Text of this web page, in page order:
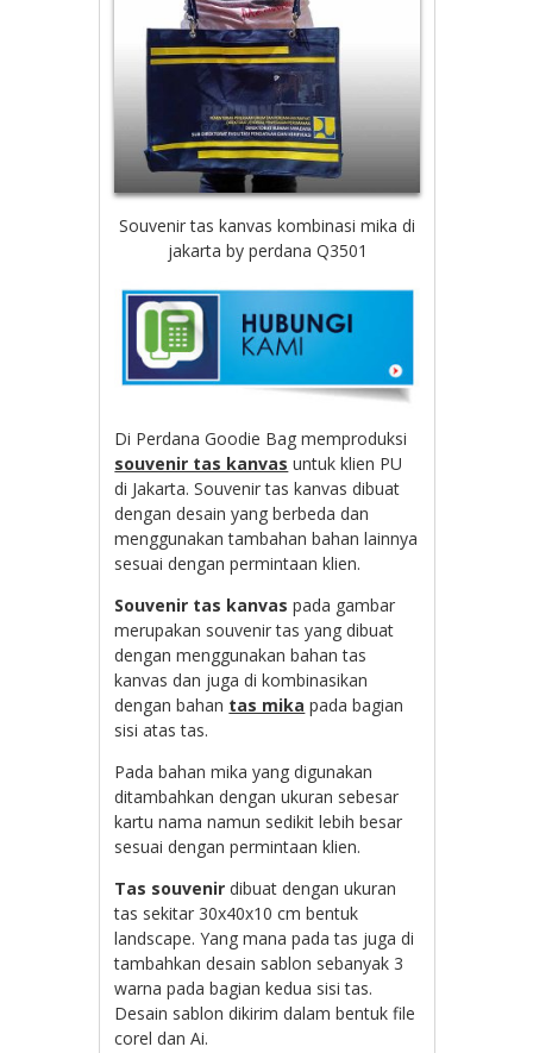
Souvenir tas kanvas kombinasi mika di
jakarta by perdana Q3501
Di Perdana Goodie Bag memproduksi
souvenir tas kanvas untuk klien PU
di Jakarta. Souvenir tas kanvas dibuat
dengan desain yang berbeda dan
menggunakan tambahan bahan lainnya
sesuai dengan permintaan klien.
Souvenir tas kanvas pada gambar
merupakan souvenir tas yang dibuat
dengan menggunakan bahan tas
kanvas dan juga di kombinasikan
dengan bahan tas mika pada bagian
sisi atas tas.
Pada bahan mika yang digunakan
ditambahkan dengan ukuran sebesar
kartu nama namun sedikit lebih besar
sesuai dengan permintaan klien.
Tas souvenir dibuat dengan ukuran
tas sekitar 30x40x10 cm bentuk
landscape. Yang mana pada tas juga di
tambahkan desain sablon sebanyak 3
warna pada bagian kedua sisi tas.
Desain sablon dikirim dalam bentuk file
corel dan Ai.